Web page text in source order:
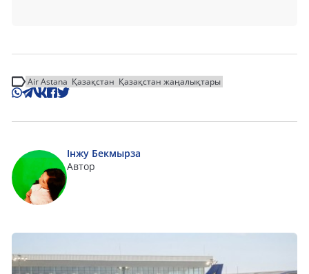
Air Astana Қазақстан Қазақстан жаңалықтары
Інжу Бекмырза
Автор